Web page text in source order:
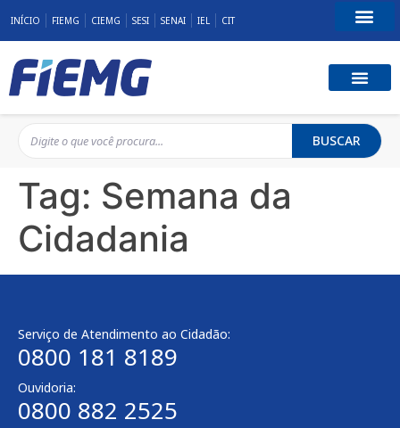
INÍCIO FIEMG CIEMG SESI SENAI IEL CIT
BUSCAR
Tag: Semana da
Cidadania
Serviço de Atendimento ao Cidadão:
0800 181 8189
Ouvidoria:
0800 882 2525